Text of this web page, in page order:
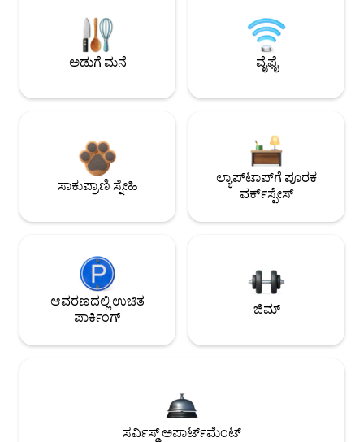
ಅಡುಗೆ ಮನೆ ವೈಫೈ
ಸಾಕುಪ್ರಾಣಿ ಸ್ನೇಹಿ
ಲ್ಯಾಪ್‌ಟಾಪ್‌ಗೆ ಪೂರಕ
ವರ್ಕ್‌ಸ್ಪೇಸ್
ಆವರಣದಲ್ಲಿ ಉಚಿತ
ಪಾರ್ಕಿಂಗ್
ಜಿಮ್
ಸರ್ವಿಸ್ಡ್ ಅಪಾರ್ಟ್‌ಮೆಂಟ್